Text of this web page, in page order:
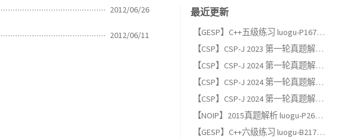
2012/06/26
2012/06/11
最近更新
【GESP】C++五级练习 luogu-P1678 烦恼的高考志愿
【CSP】CSP-J 2023 第一轮真题解析（一）：单项选择题
【CSP】CSP-J 2024 第一轮真题解析（三）：完善程序题
【CSP】CSP-J 2024 第一轮真题解析（二）：阅读程序题
【CSP】CSP-J 2024 第一轮真题解析（一）：单项选择题
【NOIP】2015真题解析 luogu-P2678 跳石头（适合GESP六级以上练习）
【GESP】C++六级练习 luogu-B2174, 完全背包